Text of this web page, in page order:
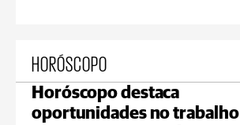
HORÓSCOPO
Horóscopo destaca
oportunidades no trabalho